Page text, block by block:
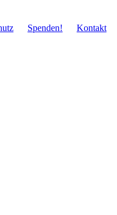
Spenden! Kontakt